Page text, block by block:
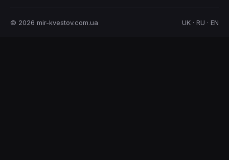
© 2026 mir-kvestov.com.ua UK · RU · EN